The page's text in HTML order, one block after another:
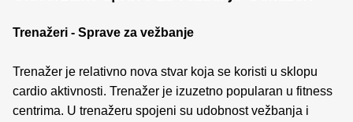
Trenažeri - Sprave za vežbanje
Trenažer je relativno nova stvar koja se koristi u sklopu
cardio aktivnosti. Trenažer je izuzetno popularan u fitness
centrima. U trenažeru spojeni su udobnost vežbanja i